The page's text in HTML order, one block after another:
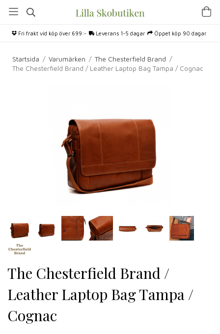
Fri frakt vid köp över 699:- Leverans 1-5 dagar Öppet köp 90 dagar
Startsida / Varumärken / The Chesterfield Brand /
The Chesterfield Brand / Leather Laptop Bag Tampa / Cognac
The Chesterfield Brand /
Leather Laptop Bag Tampa /
Cognac